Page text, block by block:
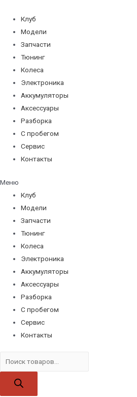
содержимому
Клуб
Модели
Запчасти
Тюнинг
Колеса
Электроника
Аккумуляторы
Аксессуары
Разборка
С пробегом
Сервис
Контакты
Меню
Клуб
Модели
Запчасти
Тюнинг
Колеса
Электроника
Аккумуляторы
Аксессуары
Разборка
С пробегом
Сервис
Контакты
товаров